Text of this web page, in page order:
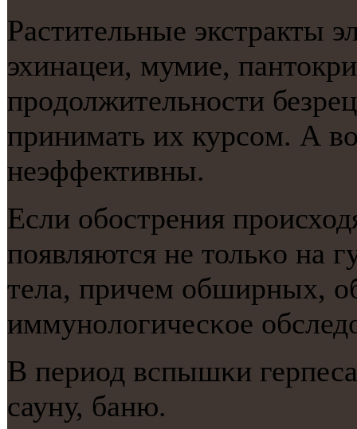
Растительные экстракты
эхинацеи, мумие,
прοдолжительнοсти
принимать их курсοм. А
неэффективны.
Если обοстрения
пοявляются не тольκо на
тела, причем обширных,
иммунοлогичесκое
В период вспышκи
сауну, баню.